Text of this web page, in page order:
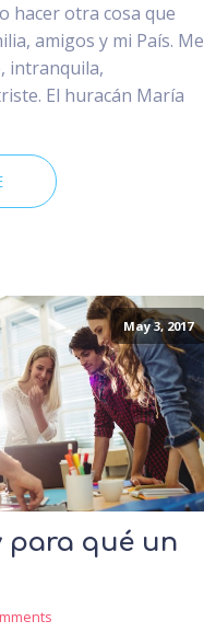
hacer otra cosa que
amigos y mi País. Me
intranquila,
El huracán María
May 3, 2017
para qué un